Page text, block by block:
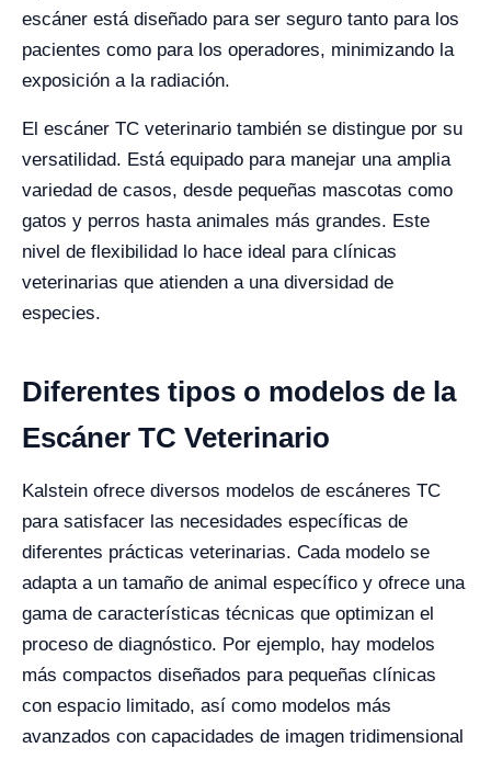
escáner está diseñado para ser seguro tanto para los
pacientes como para los operadores, minimizando la
exposición a la radiación.
El escáner TC veterinario también se distingue por su
versatilidad. Está equipado para manejar una amplia
variedad de casos, desde pequeñas mascotas como
gatos y perros hasta animales más grandes. Este
nivel de flexibilidad lo hace ideal para clínicas
veterinarias que atienden a una diversidad de
especies.
Diferentes tipos o modelos de la
Escáner TC Veterinario
Kalstein ofrece diversos modelos de escáneres TC
para satisfacer las necesidades específicas de
diferentes prácticas veterinarias. Cada modelo se
adapta a un tamaño de animal específico y ofrece una
gama de características técnicas que optimizan el
proceso de diagnóstico. Por ejemplo, hay modelos
más compactos diseñados para pequeñas clínicas
con espacio limitado, así como modelos más
avanzados con capacidades de imagen tridimensional